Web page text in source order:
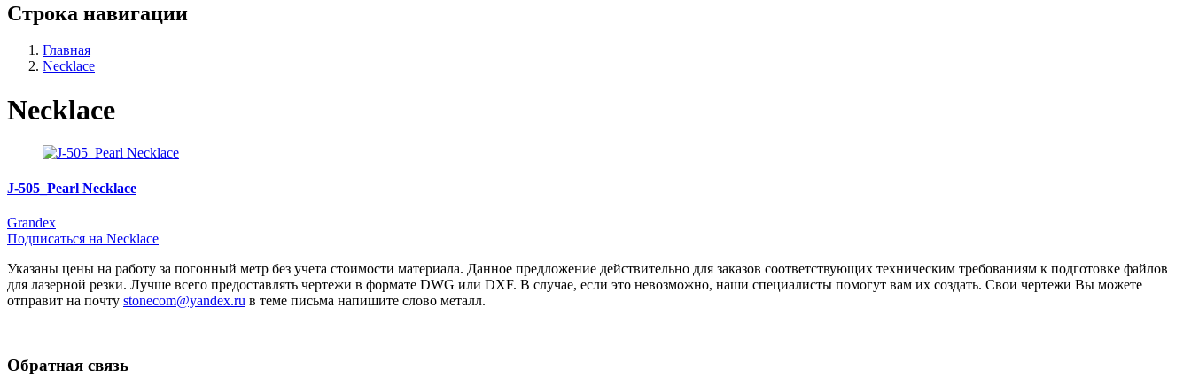
Строка навигации
Главная
Necklace
Necklace
J-505_Pearl Necklace
Grandex
Подписаться на Necklace
Указаны цены на работу за погонный метр без учета стоимости материала. Данное предложение действительно для заказов соответствующих техническим требованиям к подготовке файлов
для лазерной резки. Лучше всего предоставлять чертежи в формате DWG или DXF. В случае, если это невозможно, наши специалисты помогут вам их создать. Свои чертежи Вы можете
отправит на почту stonecom@yandex.ru в теме письма напишите слово металл.
Обратная связь